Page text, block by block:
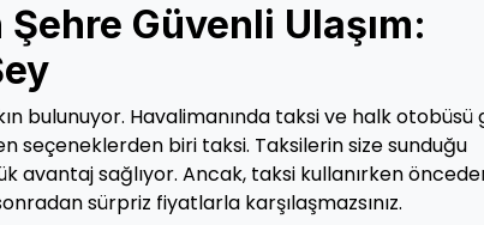
Güvenli Ulaşım:
bulunuyor. Havalimanında taksi ve halk otobüsü
seçeneklerden biri taksi. Taksilerin size sunduğu
avantaj sağlıyor. Ancak, taksi kullanırken
sürpriz fiyatlarla karşılaşmazsınız.